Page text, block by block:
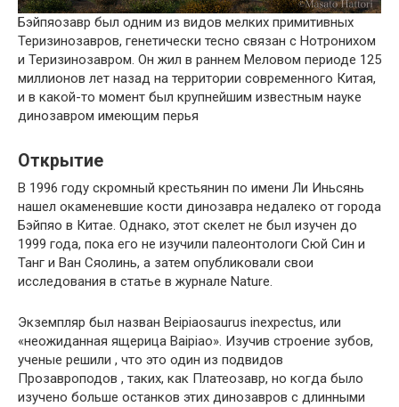
Бэйпяозавр был одним из видов мелких примитивных
Теризинозавров, генетически тесно связан с Нотронихом
и Теризинозавром. Он жил в раннем Меловом периоде 125
миллионов лет назад на территории современного Китая,
и в какой-то момент был крупнейшим известным науке
динозавром имеющим перья
Открытие
В 1996 году скромный крестьянин по имени Ли Иньсянь
нашел окаменевшие кости динозавра недалеко от города
Бэйпяо в Китае. Однако, этот скелет не был изучен до
1999 года, пока его не изучили палеонтологи Сюй Син и
Танг и Ван Сяолинь, а затем опубликовали свои
исследования в статье в журнале Nature.
Экземпляр был назван Beipiaosaurus inexpectus, или
«неожиданная ящерица Baipiao». Изучив строение зубов,
ученые решили , что это один из подвидов
Прозавроподов , таких, как Платеозавр, но когда было
изучено больше останков этих динозавров с длинными